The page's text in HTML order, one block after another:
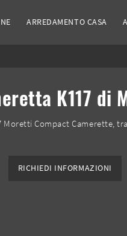
ARREDAMENTO CASA
K117 di
Moretti Compact Camerette,
RICHIEDI INFORMAZIONI